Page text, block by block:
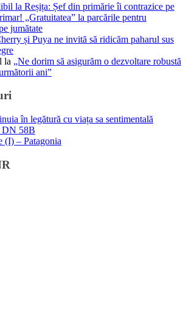
la Reșița: Șef din primărie îi contrazice pe
„Gratuitatea” la parcările pentru
jumătate
și Puya ne invită să ridicăm paharul sus
la „Ne dorim să asigurăm o dezvoltare robustă
ani”
în legătură cu viața sa sentimentală
DN 58B
(I) – Patagonia